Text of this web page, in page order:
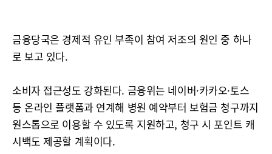
금융당국은 경제적 유인 부족이 참여 저조의 원인 중 하나
로 보고 있다.
소비자 접근성도 강화된다. 금융위는 네이버·카카오·토스
등 온라인 플랫폼과 연계해 병원 예약부터 보험금 청구까지
원스톱으로 이용할 수 있도록 지원하고, 청구 시 포인트 캐
시백도 제공할 계획이다.